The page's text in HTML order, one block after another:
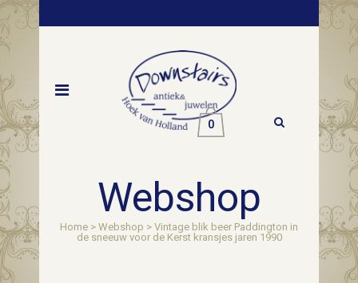
0
Webshop
Home > Webshop > Vintage blik beer Paddington in
de sneeuw voor de Kerst kransjes jaren 1990